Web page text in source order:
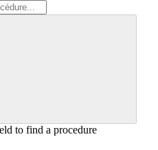
to find a procedure